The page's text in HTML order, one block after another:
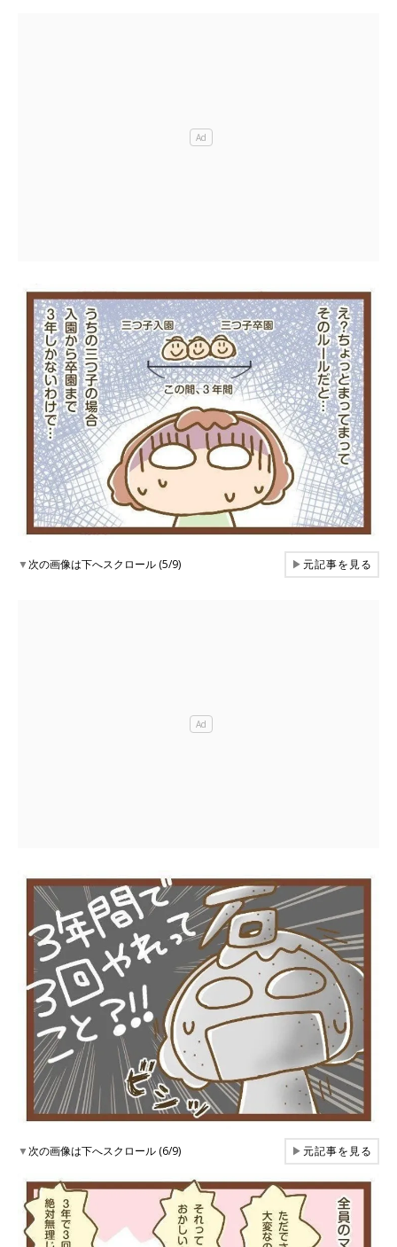
▼次の画像は下へスクロール (5/9) ▶元記事を見る
▼次の画像は下へスクロール (6/9) ▶元記事を見る